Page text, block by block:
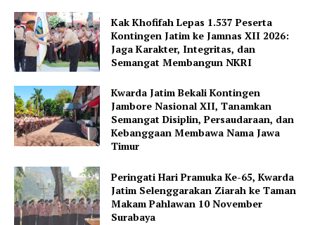
Kak Khofifah Lepas 1.537 Peserta
Kontingen Jatim ke Jamnas XII 2026:
Jaga Karakter, Integritas, dan
Semangat Membangun NKRI
Kwarda Jatim Bekali Kontingen
Jambore Nasional XII, Tanamkan
Semangat Disiplin, Persaudaraan, dan
Kebanggaan Membawa Nama Jawa
Timur
Peringati Hari Pramuka Ke-65, Kwarda
Jatim Selenggarakan Ziarah ke Taman
Makam Pahlawan 10 November
Surabaya